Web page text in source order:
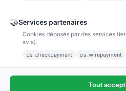
Nous suivre
Newsletter
🤝Services partenaires
Cookies déposés par des services
avis).
ps_checkpayment ps_wirepayment
Tout